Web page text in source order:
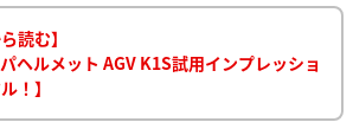
読む】
ヘルメット AGV K1S試用インプレッショ
！】